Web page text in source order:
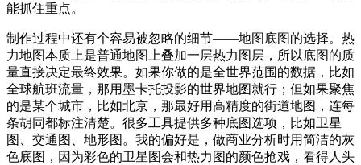
能抓住重点。
制作过程中还有个容易被忽略的细节——地图底图的选择。热
力地图本质上是普通地图上叠加一层热力图层，所以底图的质
量直接决定最终效果。如果你做的是全世界范围的数据，比如
全球航班流量，那用墨卡托投影的世界地图就行；但如果聚焦
的是某个城市，比如北京，那最好用高精度的街道地图，连每
条胡同都标注清楚。很多工具提供多种底图选项，比如卫星
图、交通图、地形图。我的偏好是，做商业分析时用简洁的灰
色底图，因为彩色的卫星图会和热力图的颜色抢戏，看得人头